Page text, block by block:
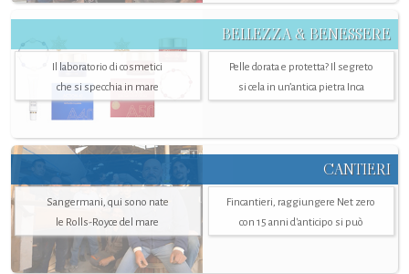
BELLEZZA & BENESSERE
Il laboratorio di cosmetici
che si specchia in mare
Pelle dorata e protetta? Il segreto
si cela in un’antica pietra Inca
CANTIERI
Sangermani, qui sono nate
le Rolls-Royce del mare
Fincantieri, raggiungere Net zero
con 15 anni d'anticipo si può